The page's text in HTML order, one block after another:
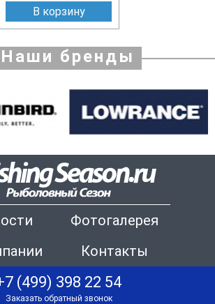
В корзину
Наши бренды
Фотогалерея
Контакты
(499) 398 22 54
Заказать обратный звонок